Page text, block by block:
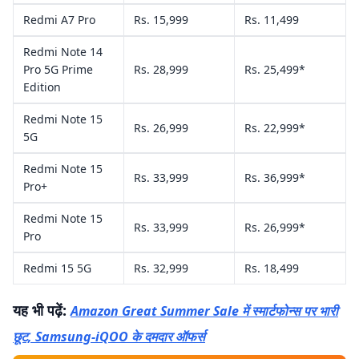
Redmi A7 Pro Rs. 15,999 Rs. 11,499
Redmi Note 14
Pro 5G Prime
Edition
Rs. 28,999 Rs. 25,499*
Redmi Note 15
5G
Rs. 26,999 Rs. 22,999*
Redmi Note 15
Pro+
Rs. 33,999 Rs. 36,999*
Redmi Note 15
Pro
Rs. 33,999 Rs. 26,999*
Redmi 15 5G Rs. 32,999 Rs. 18,499
यह भी पढ़ें:Amazon Great Summer Sale में स्मार्टफोन्स पर भारी
छूट, Samsung-iQOO के दमदार ऑफर्स